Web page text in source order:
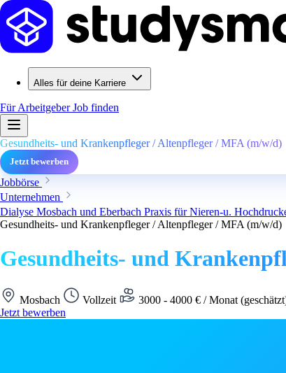
Alles für deine Karriere
Für ArbeitgeberJob finden
Gesundheits- und Krankenpfleger / Altenpfleger / MFA (m/w/d)
Jetzt bewerben
Jobbörse
Unternehmen
Dialyse Mosbach und Eberbach Praxis für Nieren-u.
Gesundheits- und Krankenpfleger / Altenpfleger / MFA (m/w/d)
Gesundheits- und
Mosbach Vollzeit 3000 - 4000 € / Monat
Jetzt bewerben